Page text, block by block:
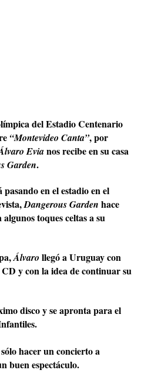
del Estadio Centenario
“Montevideo Canta”, por
Evianos recibe en su casa
Garden.
en el estadio en el
Dangerous Garden hace
toques celtas a su
Álvaro llegó a Uruguay con
y con la idea de continuar su
disco y se apronta para el
hacer un concierto a
buen espectáculo.